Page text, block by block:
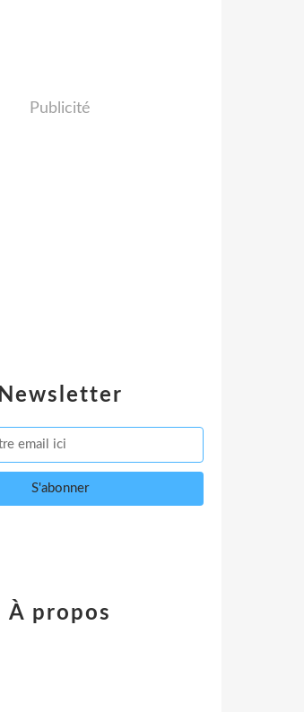
Newsletter
Publicité
À propos